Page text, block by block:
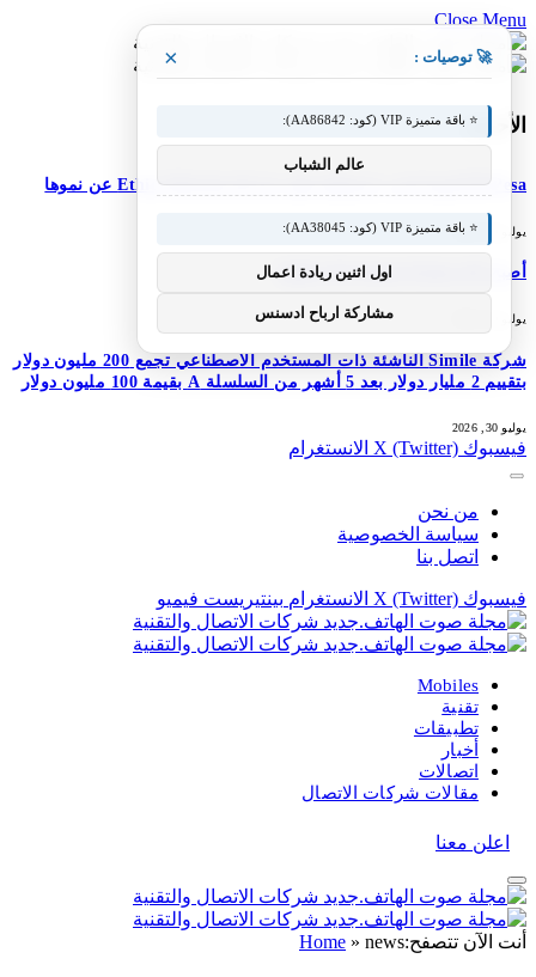
Close Menu
الأحدث
M-Pesa إثيوبيا تعزز خدماتها؛ تعلن شركة Ethio Telecom عن نموها
يوليو 30, 2026
أصبح DJI Osmo Pocket 4P عالميًا
يوليو 30, 2026
شركة Simile الناشئة ذات المستخدم الاصطناعي تجمع 200 مليون دولار
بتقييم 2 مليار دولار بعد 5 أشهر من السلسلة A بقيمة 100 مليون دولار
يوليو 30, 2026
فيسبوك X (Twitter) الانستغرام
من نحن
سياسة الخصوصية
اتصل بنا
فيسبوك X (Twitter) الانستغرام بينتيريست فيميو
Mobiles
تقنية
تطبيقات
أخبار
اتصالات
مقالات شركات الاتصال
اعلن معنا
أنت الآن تتصفح: Home » news
🚀 توصيات : ×
⭐ باقة متميزة VIP (كود: AA86842):
عالم الشباب
⭐ باقة متميزة VIP (كود: AA38045):
اول اثنين ريادة اعمال
مشاركة ارباح ادسنس